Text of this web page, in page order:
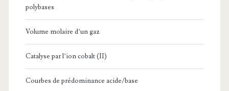
polybases
Volume molaire d’un gaz
Catalyse par l’ion cobalt (II)
Courbes de prédominance acide/base